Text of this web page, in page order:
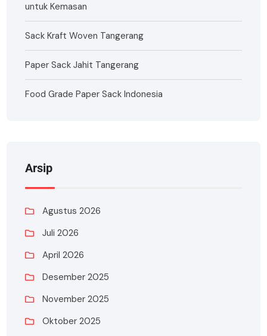
untuk Kemasan
Sack Kraft Woven Tangerang
Paper Sack Jahit Tangerang
Food Grade Paper Sack Indonesia
Arsip
Agustus 2026
Juli 2026
April 2026
Desember 2025
November 2025
Oktober 2025